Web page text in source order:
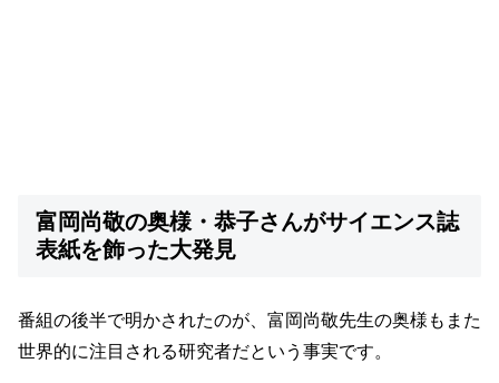
富岡尚敬の奥様・恭子さんがサイエンス誌
表紙を飾った大発見
番組の後半で明かされたのが、富岡尚敬先生の奥様もまた
世界的に注目される研究者だという事実です。